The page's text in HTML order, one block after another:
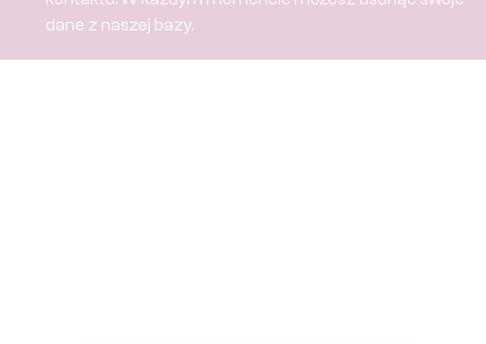
dane z naszej bazy.